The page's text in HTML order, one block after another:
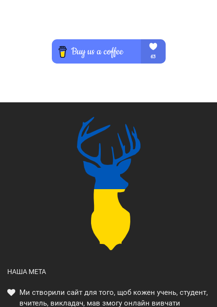
НАША МЕТА
Ми створили сайт для того, щоб кожен учень, студент,
вчитель, викладач, мав змогу онлайн вивчати